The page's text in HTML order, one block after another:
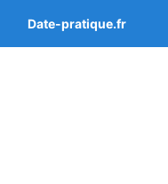
Date-pratique.fr